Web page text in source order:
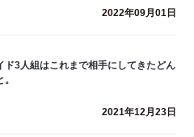
2022年09月01日
3人組はこれまで相手にしてきたどん
2021年12月23日